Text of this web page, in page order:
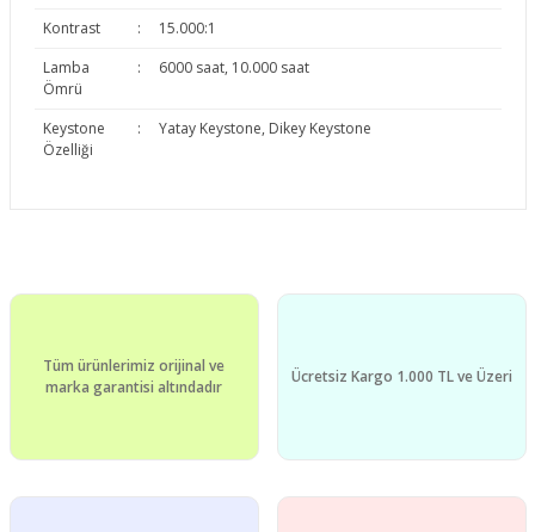
Kontrast
:
15.000:1
Lamba
Ömrü
: 6000 saat, 10.000 saat
Keystone
Özelliği
: Yatay Keystone, Dikey Keystone
Görüş ve önerileriniz için teşekkür ederiz.
Ürün resmi kalitesiz, bozuk veya görüntülenemiyor.
Tüm ürünlerimiz orijinal ve
marka garantisi altındadır
Ücretsiz Kargo 1.000 TL ve Üzeri